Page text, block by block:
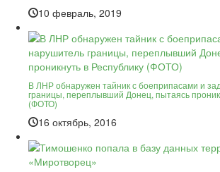
10 февраль, 2019
В ЛНР обнаружен тайник с боеприпасами и
границы, переплывший Донец, пытаясь
(ФОТО)
16 октябрь, 2016